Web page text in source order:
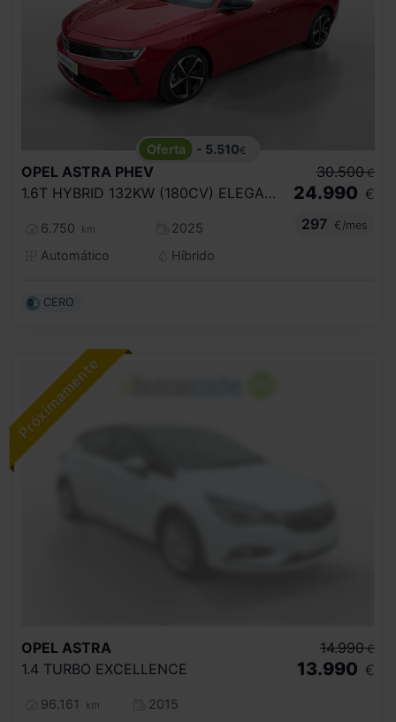
- 5.510€
OPEL ASTRA PHEV
1.6T HYBRID 132KW (180CV) ELEGANCE AUTO
6.750 km
2025
Automático
Híbrido
30.500 €
24.990 €
297
€/mes
CERO
OPEL ASTRA
1.4 TURBO EXCELLENCE
96.161 km
2015
14.990 €
13.990 €